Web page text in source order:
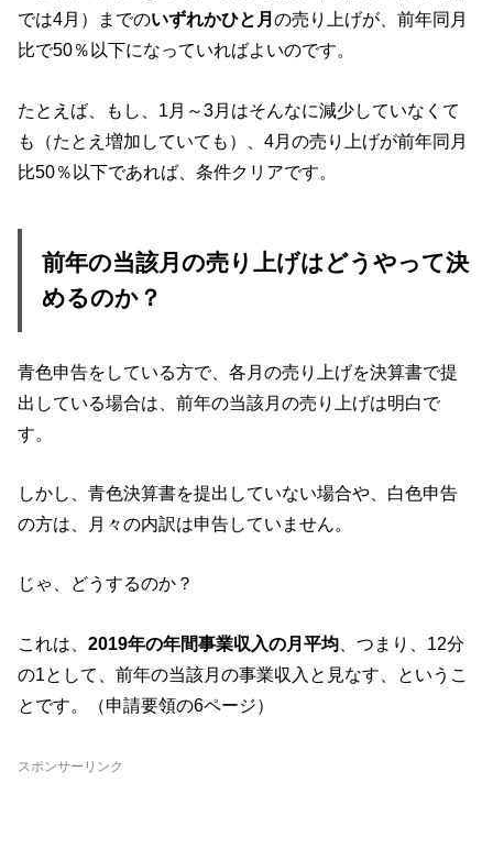
では4月）までのいずれかひと月の売り上げが、前年同月
比で50％以下になっていればよいのです。
たとえば、もし、1月～3月はそんなに減少していなくて
も（たとえ増加していても）、4月の売り上げが前年同月
比50％以下であれば、条件クリアです。
前年の当該月の売り上げはどうやって決
めるのか？
青色申告をしている方で、各月の売り上げを決算書で提
出している場合は、前年の当該月の売り上げは明白で
す。
しかし、青色決算書を提出していない場合や、白色申告
の方は、月々の内訳は申告していません。
じゃ、どうするのか？
これは、2019年の年間事業収入の月平均 、つまり、12分
の1として、前年の当該月の事業収入と見なす、というこ
とです。（申請要領の6ページ）
スポンサーリンク